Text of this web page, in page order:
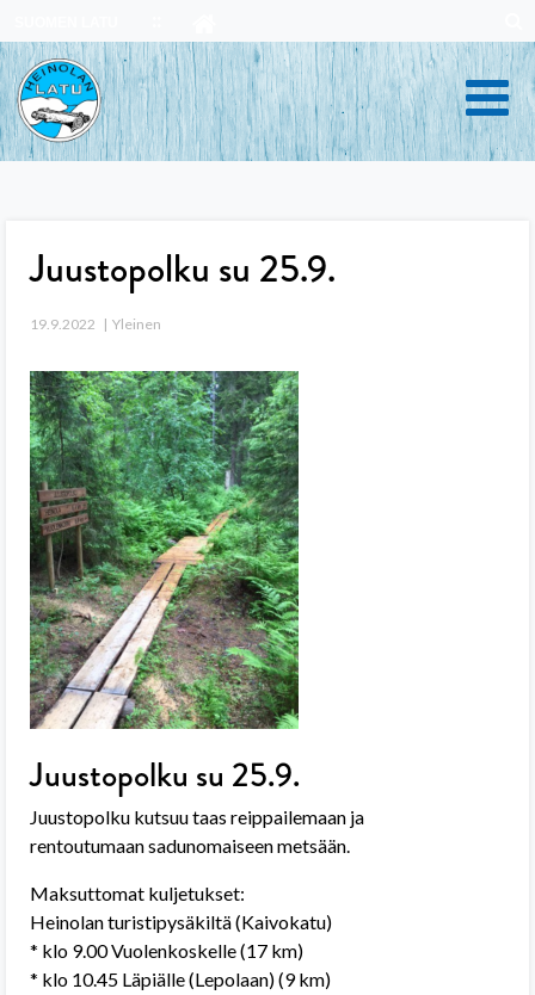
to
content
Juustopolku su 25.9.
19.9.2022 Yleinen
Juustopolku su 25.9.
Juustopolku kutsuu taas reippailemaan ja
rentoutumaan sadunomaiseen metsään.
Maksuttomat kuljetukset:
Heinolan turistipysäkiltä (Kaivokatu)
* klo 9.00 Vuolenkoskelle (17 km)
* klo 10.45 Läpiälle (Lepolaan) (9 km)